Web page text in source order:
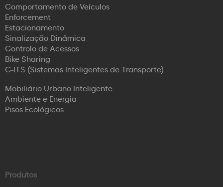
Comportamento de Veículos
Enforcement
Estacionamento
Sinalização Dinâmica
Controlo de Acessos
Bike Sharing
C-ITS (Sistemas Inteligentes de Transporte)
Mobiliário Urbano Inteligente
Ambiente e Energia
Pisos Ecológicos
Produtos